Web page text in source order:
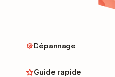
Dépannage
Guide rapide